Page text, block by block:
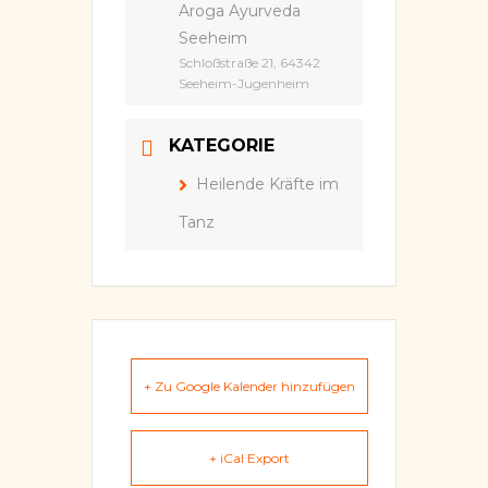
Aroga Ayurveda
Seeheim
Schloßstraße 21, 64342
Seeheim-Jugenheim
KATEGORIE
Heilende Kräfte im
Tanz
+ Zu Google Kalender hinzufügen
+ iCal Export